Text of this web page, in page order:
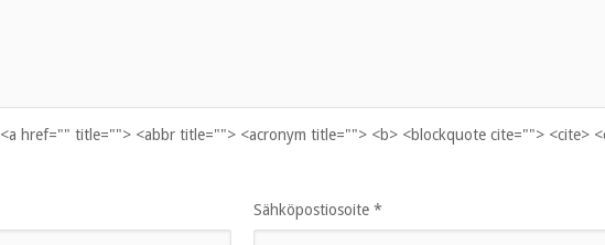
<a href="" title=""> <abbr title=""> <acronym title=""> <b> <blockquote cite=""> <cite>
Sähköpostiosoite *